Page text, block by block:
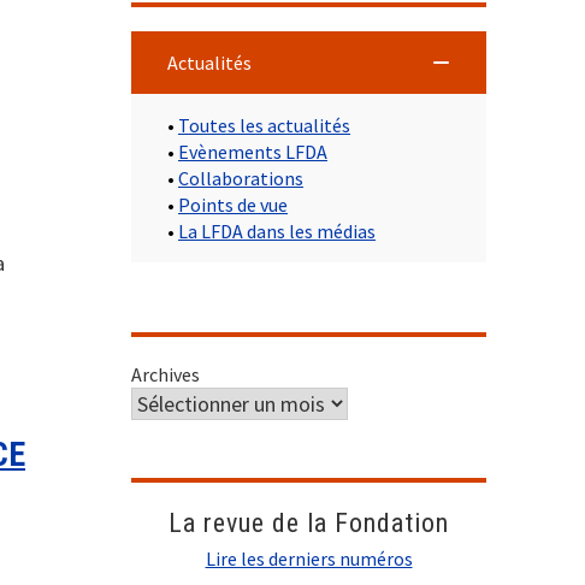
Actualités
• Toutes les actualités
• Evènements LFDA
• Collaborations
• Points de vue
• La LFDA dans les médias
Archives
La revue de la Fondation
Lire les derniers numéros